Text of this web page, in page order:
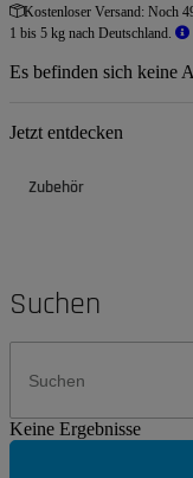
Kostenloser Versand: Noch
1 bis 5 kg nach Deutschland.
Es befinden sich keine
Jetzt entdecken
Zubehör
Suchen
Keine Ergebnisse